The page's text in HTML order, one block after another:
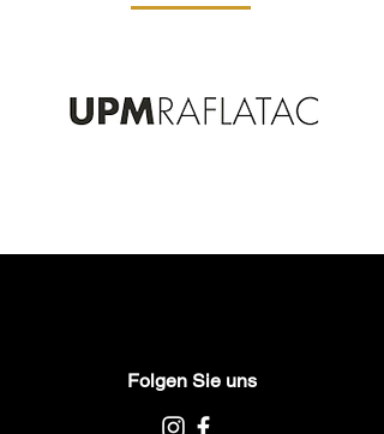
Folgen Sie uns